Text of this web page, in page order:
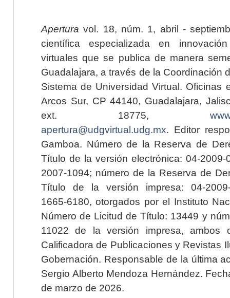
Apertura vol. 18, núm. 1, abril -
científica especializada en
virtuales que se publica de manera
Guadalajara, a través de la Coordinación
Sistema de Universidad Virtual. Oficinas
Arcos Sur, CP 44140, Guadalajara,
ext. 18775,
apertura@udgvirtual.udg.mx. Editor
Gamboa. Número de la Reserva de
Título de la versión electrónica: 04-2009-
2007-1094; número de la Reserva de
Título de la versión impresa: 04-2009-
1665-6180, otorgados por el Instituto
Número de Licitud de Título: 13449 y
11022 de la versión impresa, ambos
Calificadora de Publicaciones y Revistas
Gobernación. Responsable de la última
Sergio Alberto Mendoza Hernández.
de marzo de 2026.